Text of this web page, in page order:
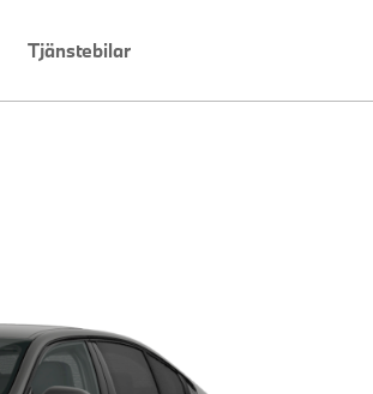
Tjänstebilar